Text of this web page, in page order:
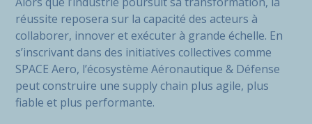
réussite reposera sur la capacité des acteurs à
collaborer, innover et exécuter à grande échelle. En
s’inscrivant dans des initiatives collectives comme
SPACE Aero, l’écosystème Aéronautique & Défense
peut construire une supply chain plus agile, plus
fiable et plus performante.